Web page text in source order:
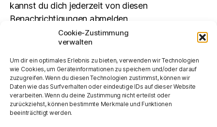
Cookie-Zustimmung
verwalten
Um dir ein optimales Erlebnis zu bieten, verwenden wir Technologien
wie Cookies, um Geräteinformationen zu speichern und/oder darauf
zuzugreifen. Wenn du diesen Technologien zustimmst, können wir
Daten wie das Surfverhalten oder eindeutige IDs auf dieser Website
verarbeiten. Wenn du deine Zustimmung nicht erteilst oder
zurückziehst, können bestimmte Merkmale und Funktionen
beeinträchtigt werden.
kannst du dich jederzeit von diesen
Benachrichtigungen abmelden.
SUCHEN